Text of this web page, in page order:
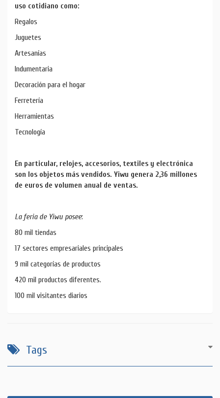
uso cotidiano como:
Regalos
Juguetes
Artesanías
Indumentaria
Decoración para el hogar
Ferretería
Herramientas
Tecnología
En particular, relojes, accesorios, textiles y electrónica
son los objetos más vendidos. Yiwu genera 2,36 millones
de euros de volumen anual de ventas.
La feria de Yiwu posee:
80 mil tiendas
17 sectores empresariales principales
9 mil categorías de productos
420 mil productos diferentes.
100 mil visitantes diarios
Tags